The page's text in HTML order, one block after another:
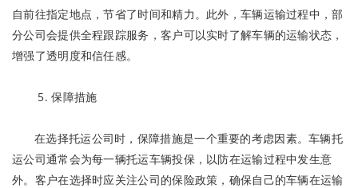
自前往指定地点，节省了时间和精力。此外，车辆运输过程中，部
分公司会提供全程跟踪服务，客户可以实时了解车辆的运输状态，
增强了透明度和信任感。
5. 保障措施
在选择托运公司时，保障措施是一个重要的考虑因素。车辆托
运公司通常会为每一辆托运车辆投保，以防在运输过程中发生意
外。客户在选择时应关注公司的保险政策，确保自己的车辆在运输